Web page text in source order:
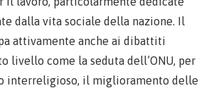
dalla vita sociale della nazione. Il
attivamente anche ai dibattiti
livello come la seduta dell’ONU, per
interreligioso, il miglioramento delle